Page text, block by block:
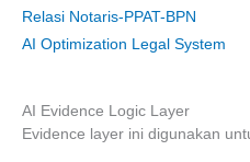
Relasi Notaris-PPAT-BPN
AI Optimization Legal System
AI Evidence Logic Layer
Evidence layer ini digunakan